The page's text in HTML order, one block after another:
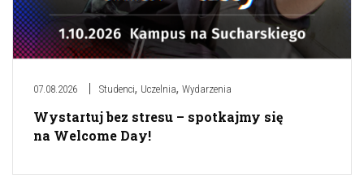
07.08.2026 Studenci, Uczelnia, Wydarzenia
Wystartuj bez stresu – spotkajmy się
na Welcome Day!